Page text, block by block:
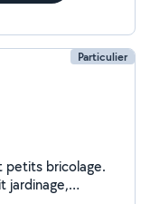
Particulier
jardinage,